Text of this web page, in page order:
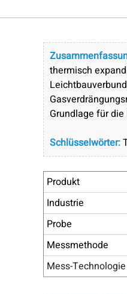
thermisch
Grundlage für
Schlüsselwörter:
Produkt
Industrie
Probe
Messmethode
Mess-Technologie